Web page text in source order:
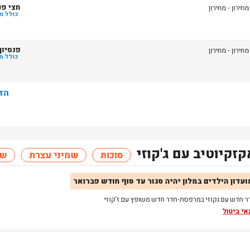
מחירון- מחירון חצי
כולל
מחירון- מחירון
כולל
עם ג'קוזי סוכות שמיני עצרת
הילדים במלון יהיה סגור עד סוף חודש פברואר
חדש עם גקוזי במרפסת-חדר חדש משופץ עם ז'קוזי
ביטול